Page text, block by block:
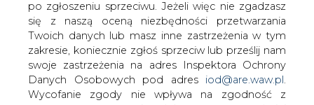
po zgłoszeniu sprzeciwu. Jeżeli więc nie zgadzasz
się z naszą oceną niezbędności przetwarzania
Twoich danych lub masz inne zastrzeżenia w tym
zakresie, koniecznie zgłoś sprzeciw lub prześlij nam
swoje zastrzeżenia na adres Inspektora Ochrony
Danych Osobowych pod adres iod@are.waw.pl
Wycofanie zgody nie wpływa na zgodność z
za udziały w Polskiej Telefonii Cyfrowej
(PTC).
"Nie mieliśmy wyjścia. Szukaliśmy różnych rozwiązań
proponowaliśmy Francuzom 1 mld euro za udziały w
PTC, były rozmowy z obligatariuszami" - powiedział
Nurowski ISB, komentując złożenie przez spółkę wniosku